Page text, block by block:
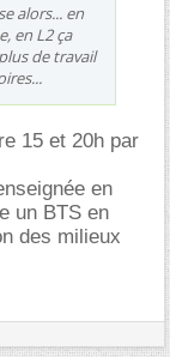
alors... en
en L2 ça
de travail
15 et 20h par
en
un BTS en
des milieux